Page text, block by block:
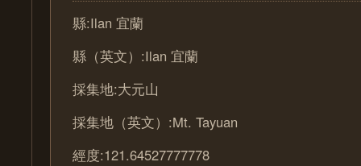
縣:Ilan 宜蘭
縣（英文）:Ilan 宜蘭
採集地:大元山
採集地（英文）:Mt. Tayuan
經度:121.64527777778